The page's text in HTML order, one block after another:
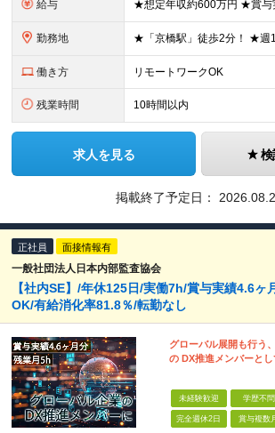
給与
勤務地
働き方 リモートワークOK
残業時間 10時間以内
求人を見る 検
掲載終了予定日：
正社員 面接情報有
一般社団法人日本内部監査協会
【社内SE】/年休125日/実働7h/賞与実績4.6ヶ
OK/有給消化率81.8％/転勤なし
グローバル展開も行う
の DX推進メンバーと
未経験歓迎 学歴不問
完全週休2日 賞与複数